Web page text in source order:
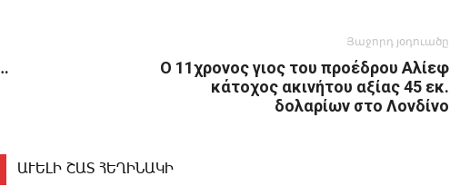
Յաջորդ յօդուածը
Ο 11χρονος γιος του προέδρου Αλίεφ
κάτοχος ακινήτου αξίας 45 εκ.
δολαρίων στο Λονδίνο
ԱՒԵԼԻ ՇԱՏ ՀԵՂԻՆԱԿԻ